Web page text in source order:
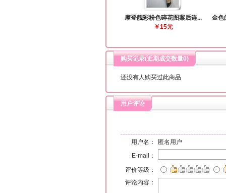
摩登靓彩粉色碎花图案后连...
￥15元
金色
购买记录(近期成交数量0)
还没有人购买过此商品
用户评论
用户名：
匿名用户
E-mail：
评价等级：
评论内容：